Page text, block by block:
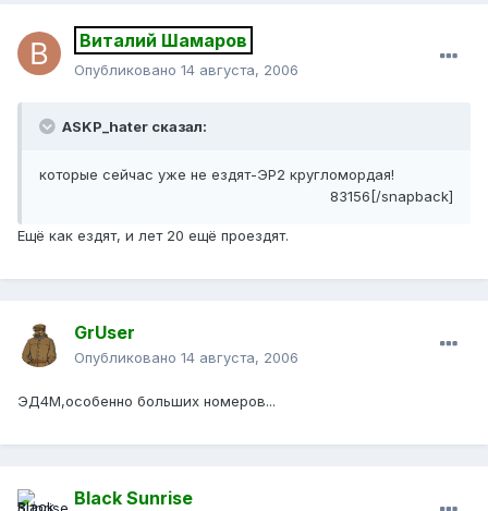
Виталий Шамаров
Опубликовано 14 августа, 2006
ASKP_hater сказал:
которые сейчас уже не ездят-ЭР2 кругломордая!
83156[/snapback]
Ещё как ездят, и лет 20 ещё проездят.
GrUser
Опубликовано 14 августа, 2006
ЭД4М,особенно больших номеров...
Black Sunrise